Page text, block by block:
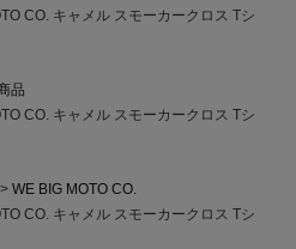
CO. キャメル スモーカークロス Tシ
品
CO. キャメル スモーカークロス Tシ
WE BIG MOTO CO.
CO. キャメル スモーカークロス Tシ